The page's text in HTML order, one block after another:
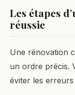
Les étapes
réussie
Une rénovation
un ordre précis.
éviter les